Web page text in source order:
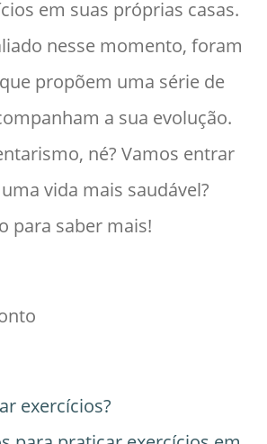
em suas próprias casas.
nesse momento, foram
que propõem uma série de
a sua evolução.
né? Vamos entrar
vida mais saudável?
para saber mais!
exercícios?